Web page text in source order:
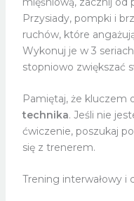
Przysiady, pompki i
ruchów, które
Wykonuj je w 3
stopniowo zwiększać
Pamiętaj, że kluczem
technika. Jeśli nie
ćwiczenie, poszukaj
się z trenerem.
Trening interwałowy i